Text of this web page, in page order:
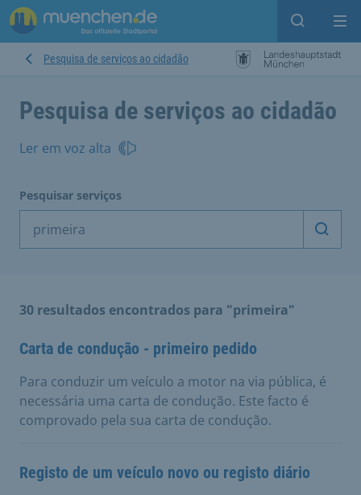
Open
Pesquisa de serviços ao cidadão
Pesquisa de serviços ao cidadão
Ler em voz alta
Pesquisar serviços
30 resultados encontrados para "primeira"
Carta de condução - primeiro pedido
Para conduzir um veículo a motor na via pública, é
necessária uma carta de condução. Este facto é
comprovado pela sua carta de condução.
Registo de um veículo novo ou registo diário